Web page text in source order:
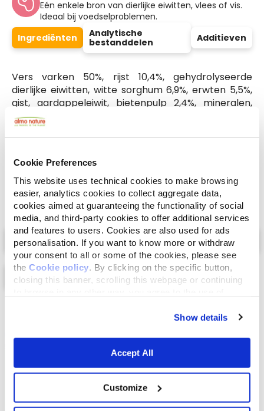
Cookie Preferences
This website uses technical cookies to make browsing
easier, analytics cookies to collect aggregate data,
cookies aimed at guaranteeing the functionality of social
media, and third-party cookies to offer additional services
and features to users. Cookies are also used for ads
personalisation. If you want to know more or withdraw
your consent to all or some of the cookies, please see
the Cookie policy . By clicking on the specific button,
closing this banner, scrolling this webpage or continuing
Show details
Accept All
Customize
Eén enkele bron van dierlijke eiwitten, vlees of vis.
Ideaal bij voedselproblemen.
Ingrediënten
Analytische
bestanddelen
Additieven
Vers varken 50%, rijst 10,4%, gehydrolyseerde
dierlijke eiwitten, witte sorghum 6,9%, erwten 5,5%,
gist, aardappeleiwit, bietenpulp 2,4%, mineralen,
kippenvet*, gedroogde cranberries 0,92%, inuline
van cichorei (bron van FOS) 0,1%, mannan-
oligosacharides 0,1%, Mojave-yucca 0,01%. *Het
Select a tab